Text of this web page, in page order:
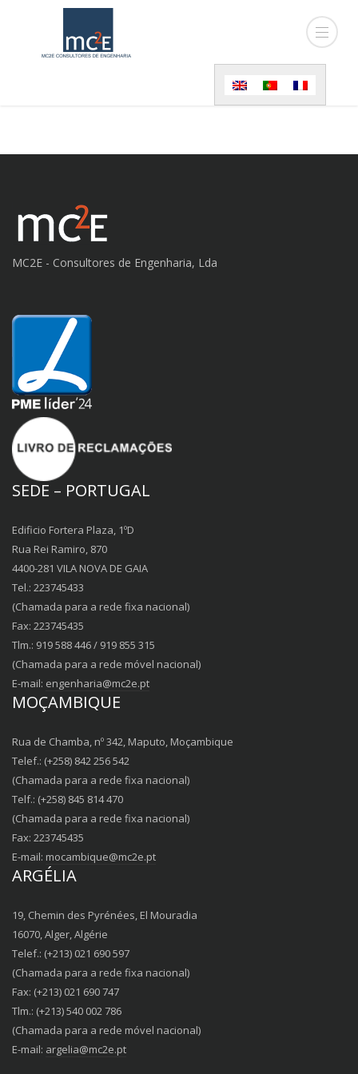
MC2E - Consultores de Engenharia, Lda
SEDE – PORTUGAL
Edificio Fortera Plaza, 1ºD
Rua Rei Ramiro, 870
4400-281 VILA NOVA DE GAIA
Tel.: 223745433
(Chamada para a rede fixa nacional)
Fax: 223745435
Tlm.: 919 588 446 / 919 855 315
(Chamada para a rede móvel nacional)
E-mail: engenharia@mc2e.pt
MOÇAMBIQUE
Rua de Chamba, nº 342, Maputo, Moçambique
Telef.: (+258) 842 256 542
(Chamada para a rede fixa nacional)
Telf.: (+258) 845 814 470
(Chamada para a rede fixa nacional)
Fax: 223745435
E-mail: mocambique@mc2e.pt
ARGÉLIA
19, Chemin des Pyrénées, El Mouradia
16070, Alger, Algérie
Telef.: (+213) 021 690 597
(Chamada para a rede fixa nacional)
Fax: (+213) 021 690 747
Tlm.: (+213) 540 002 786
(Chamada para a rede móvel nacional)
E-mail: argelia@mc2e.pt